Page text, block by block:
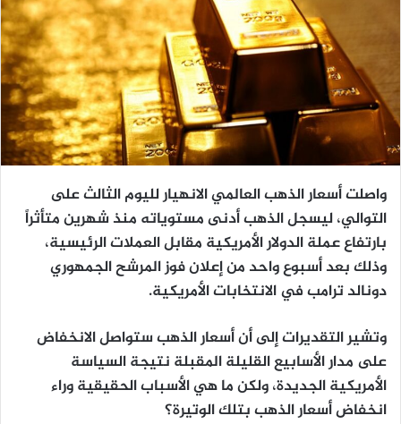
واصلت أسعار الذهب العالمي الانهيار لليوم الثالث على
التوالي، ليسجل الذهب أدنى مستوياته منذ شهرين متأثراً
بارتفاع عملة الدولار الأمريكية مقابل العملات الرئيسية،
وذلك بعد أسبوع واحد من إعلان فوز المرشح الجمهوري
دونالد ترامب في الانتخابات الأمريكية.
وتشير التقديرات إلى أن أسعار الذهب ستواصل الانخفاض
على مدار الأسابيع القليلة المقبلة نتيجة السياسة
الأمريكية الجديدة، ولكن ما هي الأسباب الحقيقية وراء
انخفاض أسعار الذهب بتلك الوتيرة؟